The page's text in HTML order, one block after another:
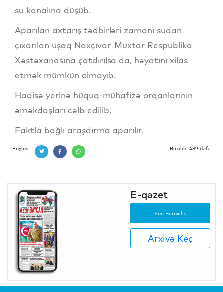
su kanalına düşüb.
Aparılan axtarış tədbirləri zamanı sudan
çıxarılan uşaq Naxçıvan Muxtar Respublika
Xəstəxanasına çatdırılsa da, həyatını xilas
etmək mümkün olmayıb.
Hadisə yerinə hüquq-mühafizə orqanlarının
əməkdaşları cəlb edilib.
Faktla bağlı araşdırma aparılır.
Paylaş: Baxılıb: 489 dəfə
E-qəzet
Son Buraxılış
Arxivə Keç